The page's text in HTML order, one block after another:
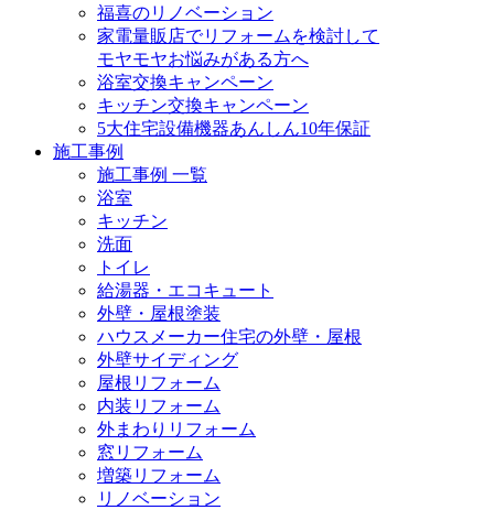
福喜のリノベーション
家電量販店でリフォームを検討して
モヤモヤお悩みがある方へ
浴室交換キャンペーン
キッチン交換キャンペーン
5大住宅設備機器あんしん10年保証
施工事例
施工事例 一覧
浴室
キッチン
洗面
トイレ
給湯器・エコキュート
外壁・屋根塗装
ハウスメーカー住宅の外壁・屋根
外壁サイディング
屋根リフォーム
内装リフォーム
外まわりリフォーム
窓リフォーム
増築リフォーム
リノベーション